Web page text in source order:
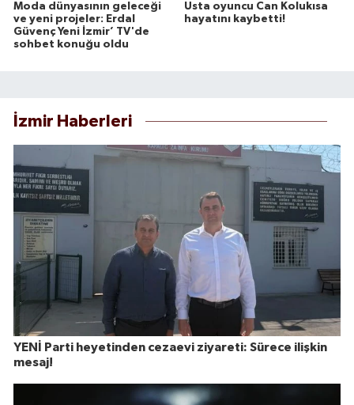
Moda dünyasının geleceği
ve yeni projeler: Erdal
Güvenç Yeni İzmir’ TV'de
sohbet konuğu oldu
Usta oyuncu Can Kolukısa
hayatını kaybetti!
İzmir Haberleri
YENİ Parti heyetinden cezaevi ziyareti: Sürece ilişkin
mesaj!